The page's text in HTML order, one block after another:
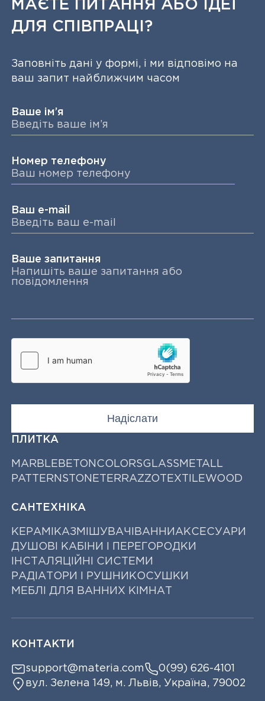
МАЄТЕ ПИТАННЯ АБО ІДЕЇ
ДЛЯ СПІВПРАЦІ?
Заповніть дані у формі, і ми відповімо на
ваш запит найближчим часом
Ваше ім’я
Номер телефону
Ваш e-mail
Ваше запитання
ПЛИТКА
MARBLE BETON COLORSGLASS METALL
PATTERN STONE TERRAZZO TEXTILEWOOD
САНТЕХНІКА
КЕРАМІКАЗМІШУВАЧІ ВАННИ АКСЕСУАРИ
ДУШОВІ КАБІНИ І ПЕРЕГОРОДКИ
ІНСТАЛЯЦІЙНІ СИСТЕМИ
РАДІАТОРИ І РУШНИКОСУШКИ
МЕБЛІ ДЛЯ ВАННИХ КІМНАТ
КОНТАКТИ
support@materia.com
0(99) 626-4101
вул. Зелена 149, м. Львів, Україна, 79002